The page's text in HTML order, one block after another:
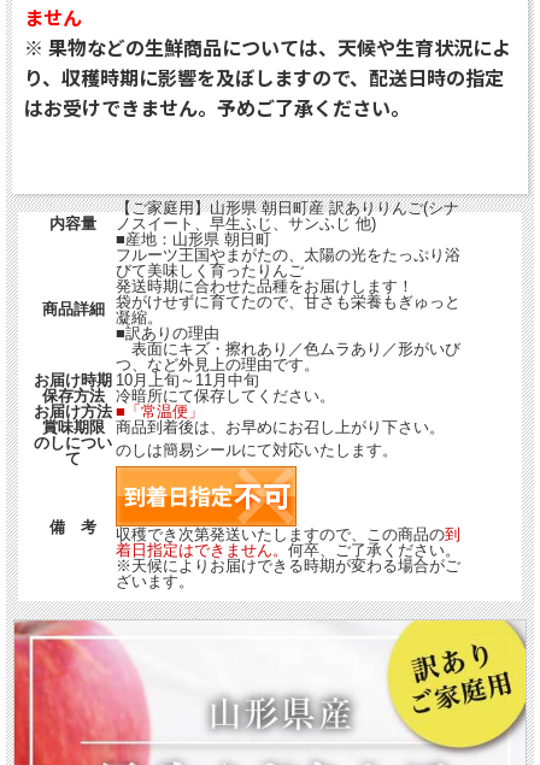
ません
※ 果物などの生鮮商品については、天候や生育状況によ
り、収穫時期に影響を及ぼしますので、配送日時の指定
はお受けできません。予めご了承ください。
内容量
【ご家庭用】山形県 朝日町産 訳ありりんご(シナ
ノスイート、早生ふじ、サンふじ 他)
■産地：山形県 朝日町
商品詳細
フルーツ王国やまがたの、太陽の光をたっぷり浴
びて美味しく育ったりんご
発送時期に合わせた品種をお届けします！
袋がけせずに育てたので、甘さも栄養もぎゅっと
凝縮。
■訳ありの理由
表面にキズ・擦れあり／色ムラあり／形がいび
つ、など外見上の理由です。
お届け時期 10月上旬～11月中旬
保存方法
冷暗所にて保存してください。
お届け方法 ■「常温便」
賞味期限
商品到着後は、お早めにお召し上がり下さい。
のしについ
て
のしは簡易シールにて対応いたします。
備 考 収穫でき次第発送いたしますので、この商品の到
着日指定はできません。 何卒、ご了承ください。
※天候によりお届けできる時期が変わる場合がご
ざいます。